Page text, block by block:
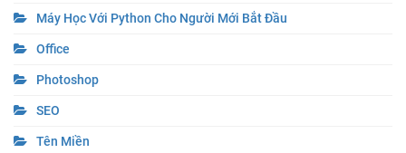
Máy Học Với Python Cho Người Mới Bắt Đầu
Office
Photoshop
SEO
Tên Miền